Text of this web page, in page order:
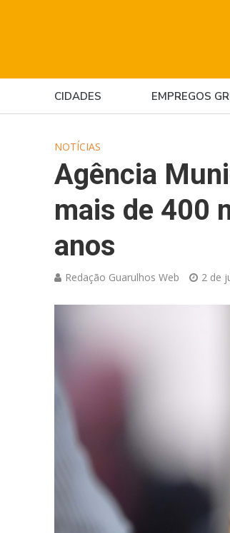
CIDADES EMPREGOS
NOTÍCIAS
Agência
mais de 400
anos
Redação Guarulhos Web 2 de